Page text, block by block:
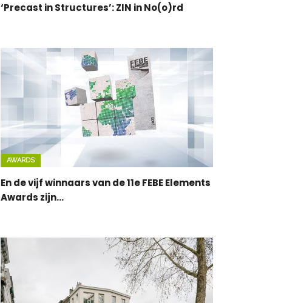
‘Precast in Structures’: ZIN in No(o)rd
AWARDS
En de vijf winnaars van de 11e FEBE Elements
Awards zijn…